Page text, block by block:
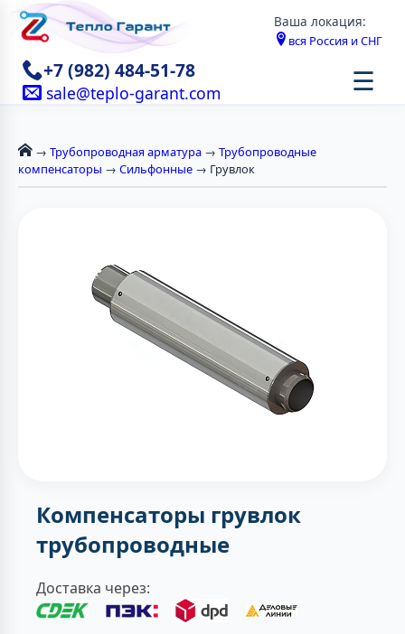
Ваша локация:
вся Россия и СНГ
+7 (982) 484-51-78
sale@teplo-garant.com ☰
→ Трубопроводная арматура → Трубопроводные
компенсаторы → Сильфонные → Грувлок
Компенсаторы грувлок
трубопроводные
Доставка через: